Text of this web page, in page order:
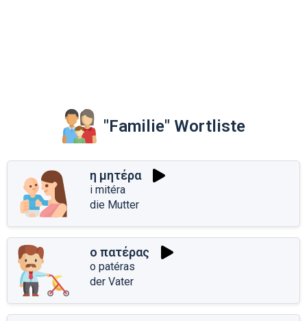
"Familie" Wortliste
η μητέρα
i mitéra
die Mutter
ο πατέρας
o patéras
der Vater